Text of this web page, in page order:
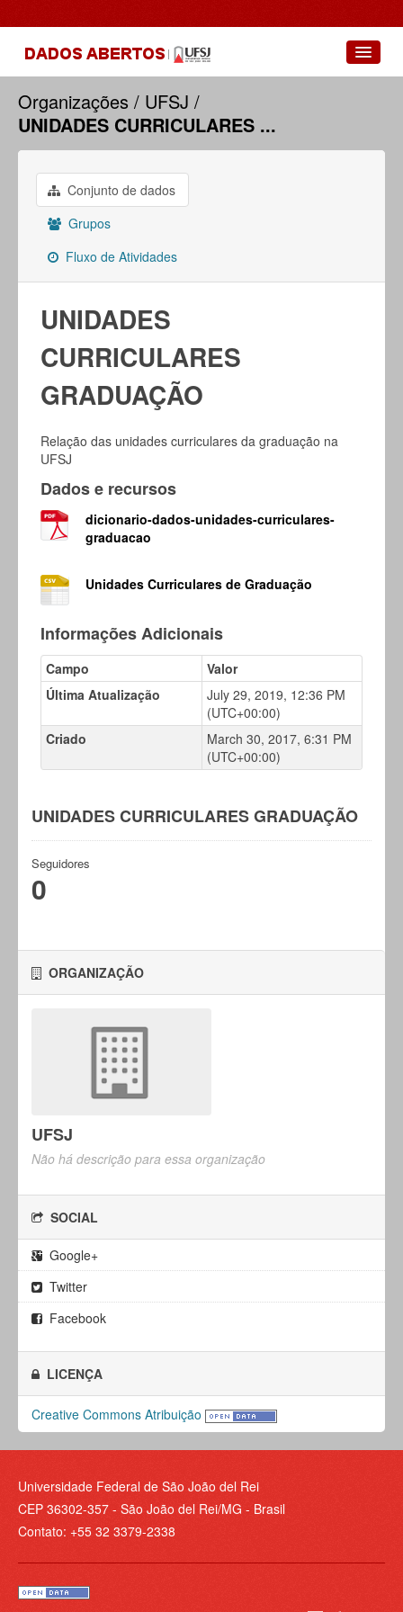
Conjuntos de dados
Grupos
Sobre
Organizações
UFSJ
UNIDADES CURRICULARES ...
Conjunto de dados
Grupos
Fluxo de Atividades
UNIDADES
CURRICULARES
GRADUAÇÃO
Relação das unidades curriculares da graduação na
UFSJ
Dados e recursos
dicionario-dados-unidades-curriculares-
graduacao
Unidades Curriculares de Graduação
Informações Adicionais
Campo
Valor
Última Atualização
July 29, 2019, 12:36 PM
(UTC+00:00)
Criado
March 30, 2017, 6:31 PM
(UTC+00:00)
UNIDADES CURRICULARES GRADUAÇÃO
Seguidores
0
ORGANIZAÇÃO
UFSJ
Não há descrição para essa organização
SOCIAL
Google+
Twitter
Facebook
LICENÇA
Creative Commons Atribuição
Universidade Federal de São João del Rei
CEP 36302-357 - São João del Rei/MG - Brasil
Contato: +55 32 3379-2338